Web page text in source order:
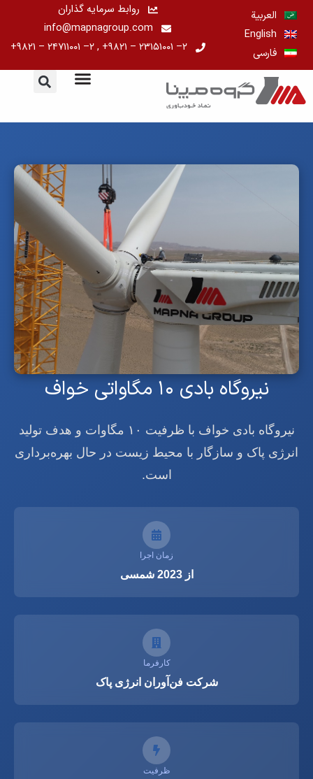
پرش
محتوا
العربية
English
فارسی
روابط سرمایه گذاران
info@mapnagroup.com
۲– ۲۳۱۵۱۰۰۱ – ۹۸۲۱+ , ۲– ۲۴۷۱۱۰۰۱ – ۹۸۲۱+
نیروگاه بادی ۱۰ مگاواتی خواف
نیروگاه بادی خواف با ظرفیت ۱۰ مگاوات و هدف تولید
انرژی پاک و سازگار با محیط زیست در حال بهره‌برداری
است.
زمان اجرا
از 2023 شمسی
کارفرما
شرکت فن‌آوران انرژی پاک
ظرفیت